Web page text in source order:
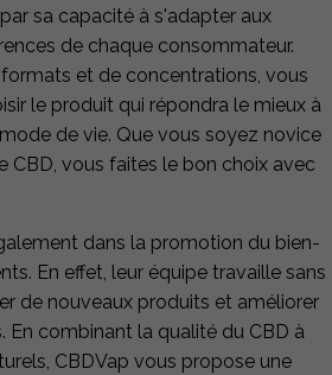
sa capacité à s'adapter aux
de chaque consommateur.
et de concentrations, vous
le produit qui répondra le mieux à
de vie. Que vous soyez novice
CBD, vous faites le bon choix avec
dans la promotion du bien-
En effet, leur équipe travaille sans
de nouveaux produits et améliorer
En combinant la qualité du CBD à
CBDVap vous propose une